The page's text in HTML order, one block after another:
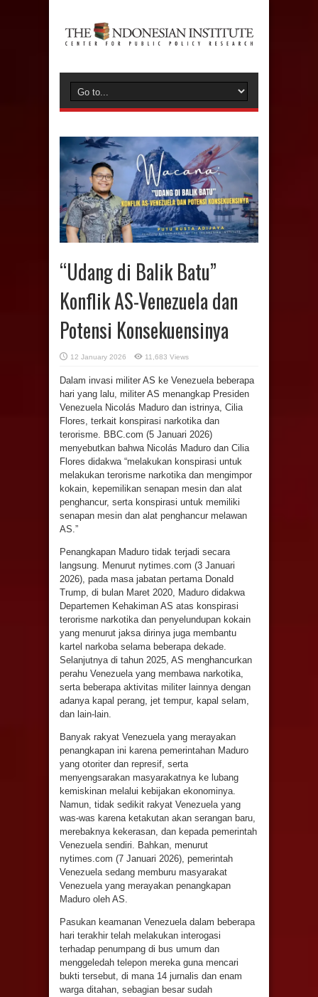
“Udang di Balik Batu”
Konflik AS-Venezuela dan
Potensi Konsekuensinya
12 January 2026 11,683 Views
Dalam invasi militer AS ke Venezuela beberapa
hari yang lalu, militer AS menangkap Presiden
Venezuela Nicolás Maduro dan istrinya, Cilia
Flores, terkait konspirasi narkotika dan
terorisme. BBC.com (5 Januari 2026)
menyebutkan bahwa Nicolás Maduro dan Cilia
Flores didakwa “melakukan konspirasi untuk
melakukan terorisme narkotika dan mengimpor
kokain, kepemilikan senapan mesin dan alat
penghancur, serta konspirasi untuk memiliki
senapan mesin dan alat penghancur melawan
AS.”
Penangkapan Maduro tidak terjadi secara
langsung. Menurut nytimes.com (3 Januari
2026), pada masa jabatan pertama Donald
Trump, di bulan Maret 2020, Maduro didakwa
Departemen Kehakiman AS atas konspirasi
terorisme narkotika dan penyelundupan kokain
yang menurut jaksa dirinya juga membantu
kartel narkoba selama beberapa dekade.
Selanjutnya di tahun 2025, AS menghancurkan
perahu Venezuela yang membawa narkotika,
serta beberapa aktivitas militer lainnya dengan
adanya kapal perang, jet tempur, kapal selam,
dan lain-lain.
Banyak rakyat Venezuela yang merayakan
penangkapan ini karena pemerintahan Maduro
yang otoriter dan represif, serta
menyengsarakan masyarakatnya ke lubang
kemiskinan melalui kebijakan ekonominya.
Namun, tidak sedikit rakyat Venezuela yang
was-was karena ketakutan akan serangan baru,
merebaknya kekerasan, dan kepada pemerintah
Venezuela sendiri. Bahkan, menurut
nytimes.com (7 Januari 2026), pemerintah
Venezuela sedang memburu masyarakat
Venezuela yang merayakan penangkapan
Maduro oleh AS.
Pasukan keamanan Venezuela dalam beberapa
hari terakhir telah melakukan interogasi
terhadap penumpang di bus umum dan
menggeledah telepon mereka guna mencari
bukti tersebut, di mana 14 jurnalis dan enam
warga ditahan, sebagian besar sudah